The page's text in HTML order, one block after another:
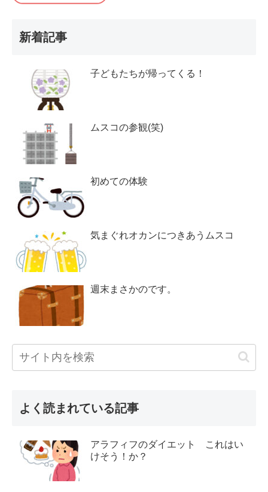
新着記事
子どもたちが帰ってくる！
ムスコの参観(笑)
初めての体験
気まぐれオカンにつきあうムスコ
週末まさかのです。
よく読まれている記事
アラフィフのダイエット これはい
けそう！か？